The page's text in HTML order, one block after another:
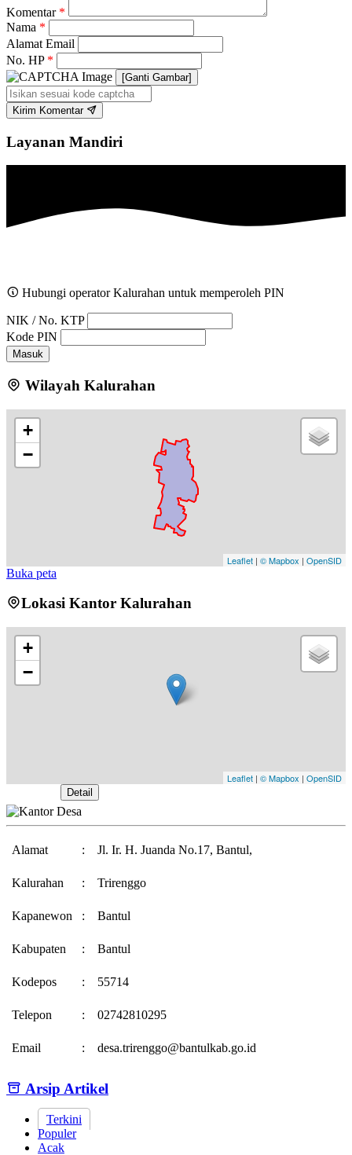
Komentar *
Nama *
Alamat Email
No. HP *
[Ganti Gambar]
Kirim Komentar
Layanan Mandiri
Hubungi operator Kalurahan untuk memperoleh PIN
NIK / No. KTP
Kode PIN
Masuk
Wilayah Kalurahan
+
−
Leaflet | © Mapbox | OpenSID
Buka peta
Lokasi Kantor Kalurahan
+
−
Leaflet | © Mapbox | OpenSID
Detail
Alamat : Jl. Ir. H. Juanda No.17, Bantul,
Kalurahan : Trirenggo
Kapanewon : Bantul
Kabupaten : Bantul
Kodepos : 55714
Telepon : 02742810295
Email : desa.trirenggo@bantulkab.go.id
Arsip Artikel
Terkini
Populer
Acak